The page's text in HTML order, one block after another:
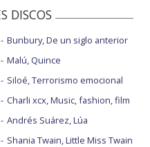
DISCOS
Bunbury, De un siglo anterior
Malú, Quince
Siloé, Terrorismo emocional
Charli xcx, Music, fashion, film
Andrés Suárez, Lúa
Shania Twain, Little Miss Twain